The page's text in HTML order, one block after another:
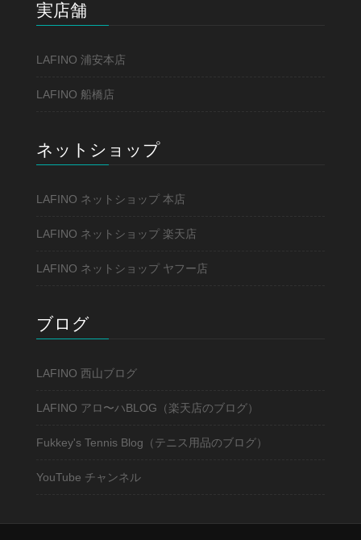
実店舗
LAFINO 浦安本店
LAFINO 船橋店
ネットショップ
LAFINO ネットショップ 本店
LAFINO ネットショップ 楽天店
LAFINO ネットショップ ヤフー店
ブログ
LAFINO 西山ブログ
LAFINO アロ〜ハBLOG（楽天店のブログ）
Fukkey's Tennis Blog（テニス用品のブログ）
YouTube チャンネル